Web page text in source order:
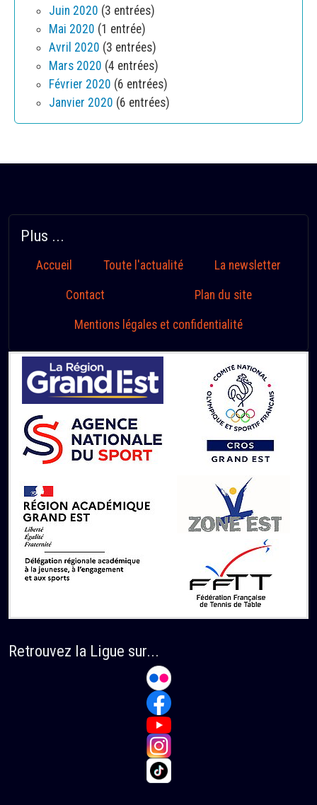
Juin 2020 (3 entrées)
Mai 2020 (1 entrée)
Avril 2020 (3 entrées)
Mars 2020 (4 entrées)
Février 2020 (6 entrées)
Janvier 2020 (6 entrées)
Plus ...
Accueil Toute l'actualité La newsletter
Contact Plan du site
Mentions légales et confidentialité
Retrouvez la Ligue sur...